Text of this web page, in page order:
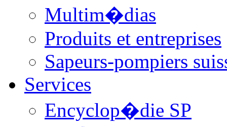
Multim�dias
Produits et entreprises
Sapeurs-pompiers
Services
Encyclop�die SP